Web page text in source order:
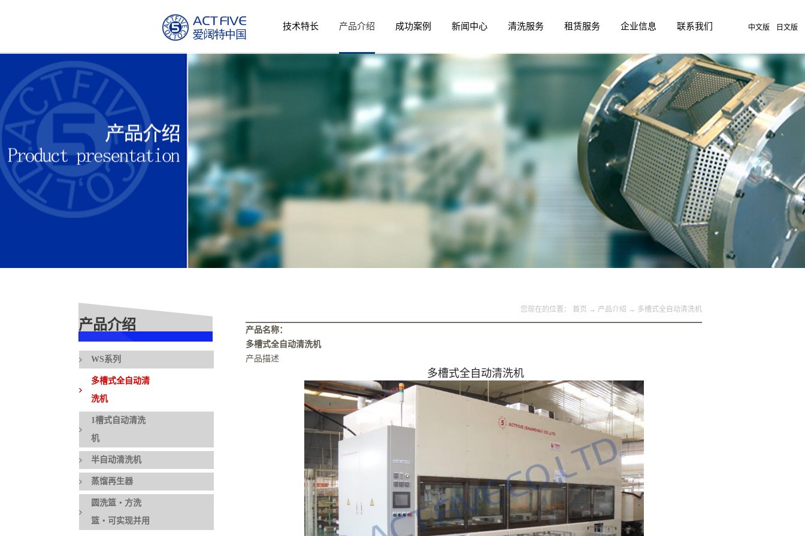
中文版 日文版
技术特长 产品介绍 成功案例 新闻中心 清洗服务 租赁服务 企业信息 联系我们
产品介绍
WS系列
多槽式全自动清
洗机
1槽式自动清洗
机
半自动清洗机
蒸馏再生器
圆洗篮・方洗
篮・可实现并用
您现在的位置： 首页 → 产品介绍 → 多槽式全自动清洗机
产品名称：
多槽式全自动清洗机
产品描述
多槽式全自动清洗机